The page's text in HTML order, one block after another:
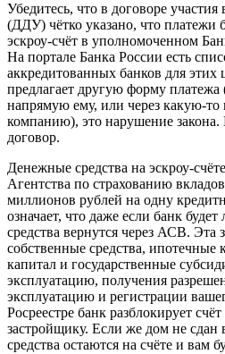
Убедитесь, что в договоре участия
(ДДУ) чётко указано, что платежи
эскроу-счёт в уполномоченном
На портале Банка России есть
аккредитованных банков для этих
предлагает другую форму
напрямую ему, или через какую-
компанию), это нарушение
договор.
Денежные средства на эскроу-
Агентства по страхованию
миллионов рублей на одну
означает, что даже если банк
средства вернутся через АСВ. Эта
собственные средства, ипотечные
капитал и государственные
эксплуатацию, получения
эксплуатацию и регистрации
Росреестре банк разблокирует
застройщику. Если же дом не
средства остаются на счёте и вам